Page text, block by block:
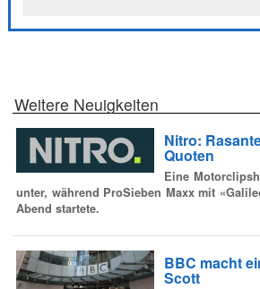
Weitere Neuigkeiten
Nitro:
Quoten
Eine
unter, während ProSieben Maxx mit
Abend startete.
BBC macht
Scott